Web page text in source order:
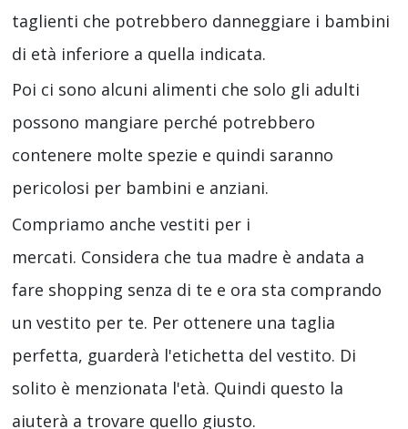
taglienti che potrebbero danneggiare i bambini
di età inferiore a quella indicata.
Poi ci sono alcuni alimenti che solo gli adulti
possono mangiare perché potrebbero
contenere molte spezie e quindi saranno
pericolosi per bambini e anziani.
Compriamo anche vestiti per i
mercati. Considera che tua madre è andata a
fare shopping senza di te e ora sta comprando
un vestito per te. Per ottenere una taglia
perfetta, guarderà l'etichetta del vestito. Di
solito è menzionata l'età. Quindi questo la
aiuterà a trovare quello giusto.